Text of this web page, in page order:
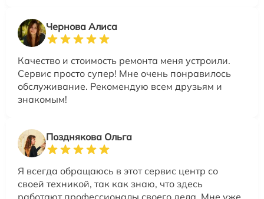
Чернова Алиса
Качество и стоимость ремонта меня устроили.
Сервис просто супер! Мне очень понравилось
обслуживание. Рекомендую всем друзьям и
знакомым!
Позднякова Ольга
Я всегда обращаюсь в этот сервис центр со
своей техникой, так как знаю, что здесь